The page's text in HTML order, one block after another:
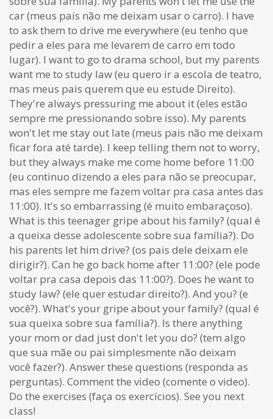
car (meus pais não me deixam usar o carro). I have
to ask them to drive me everywhere (eu tenho que
pedir a eles para me levarem de carro em todo
lugar). I want to go to drama school, but my parents
want me to study law (eu quero ir a escola de teatro,
mas meus pais querem que eu estude Direito).
They're always pressuring me about it (eles estão
sempre me pressionando sobre isso). My parents
won't let me stay out late (meus pais não me deixam
ficar fora até tarde). I keep telling them not to worry,
but they always make me come home before 11:00
(eu continuo dizendo a eles para não se preocupar,
mas eles sempre me fazem voltar pra casa antes das
11:00). It's so embarrassing (é muito embaraçoso).
What is this teenager gripe about his family? (qual é
a queixa desse adolescente sobre sua família?). Do
his parents let him drive? (os pais dele deixam ele
dirigir?). Can he go back home after 11:00? (ele pode
voltar pra casa depois das 11:00?). Does he want to
study law? (ele quer estudar direito?). And you? (e
você?). What's your gripe about your family? (qual é
sua queixa sobre sua família?). Is there anything
your mom or dad just don't let you do? (tem algo
que sua mãe ou pai simplesmente não deixam
você fazer?). Answer these questions (responda as
perguntas). Comment the video (comente o video).
Do the exercises (faça os exercícios). See you next
class!